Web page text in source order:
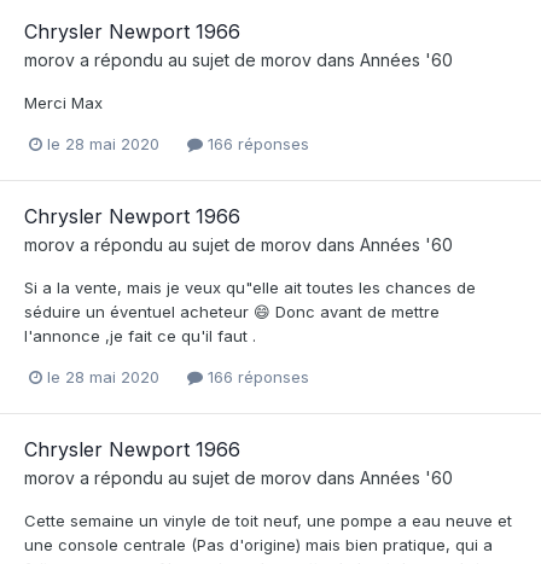
Chrysler Newport 1966
morov a répondu au sujet de morov dans Années '60
Merci Max
le 28 mai 2020 166 réponses
Chrysler Newport 1966
morov a répondu au sujet de morov dans Années '60
Si a la vente, mais je veux qu"elle ait toutes les chances de
séduire un éventuel acheteur 😄 Donc avant de mettre
l'annonce ,je fait ce qu'il faut .
le 28 mai 2020 166 réponses
Chrysler Newport 1966
morov a répondu au sujet de morov dans Années '60
Cette semaine un vinyle de toit neuf, une pompe a eau neuve et
une console centrale (Pas d'origine) mais bien pratique, qui a